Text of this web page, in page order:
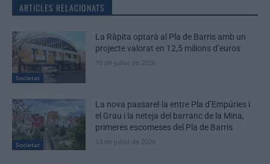
ARTICLES RELACIONATS
Societat
La Ràpita optarà al Pla de Barris amb un
projecte valorat en 12,5 milions d’euros
10 de juliol de 2026
Societat
La nova passarel·la entre Pla d’Empúries i
el Grau i la neteja del barranc de la Mina,
primeres escomeses del Pla de Barris
13 de juliol de 2026